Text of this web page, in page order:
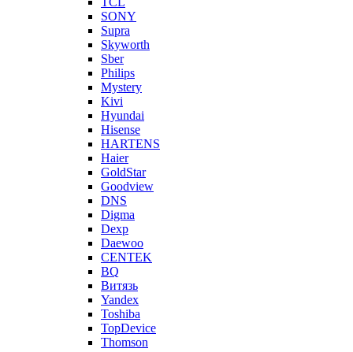
SONY
Supra
Skyworth
Sber
Philips
Mystery
Kivi
Hyundai
Hisense
HARTENS
Haier
GoldStar
Goodview
DNS
Digma
Dexp
Daewoo
CENTEK
BQ
Витязь
Yandex
Toshiba
TopDevice
Thomson